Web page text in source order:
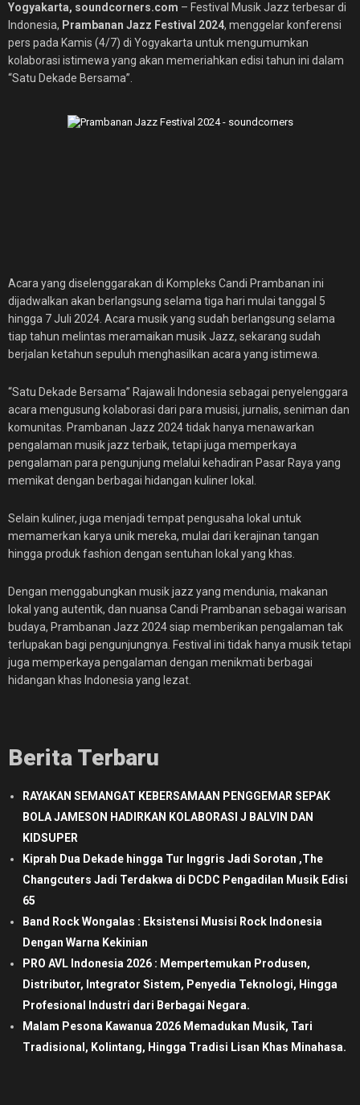
Yogyakarta, soundcorners.com – Festival Musik Jazz terbesar di
Indonesia, Prambanan Jazz Festival 2024, menggelar konferensi
pers pada Kamis (4/7) di Yogyakarta untuk mengumumkan
kolaborasi istimewa yang akan memeriahkan edisi tahun ini dalam
“Satu Dekade Bersama”.
Acara yang diselenggarakan di Kompleks Candi Prambanan ini
dijadwalkan akan berlangsung selama tiga hari mulai tanggal 5
hingga 7 Juli 2024. Acara musik yang sudah berlangsung selama
tiap tahun melintas meramaikan musik Jazz, sekarang sudah
berjalan ketahun sepuluh menghasilkan acara yang istimewa.
“Satu Dekade Bersama” Rajawali Indonesia sebagai penyelenggara
acara mengusung kolaborasi dari para musisi, jurnalis, seniman dan
komunitas. Prambanan Jazz 2024 tidak hanya menawarkan
pengalaman musik jazz terbaik, tetapi juga memperkaya
pengalaman para pengunjung melalui kehadiran Pasar Raya yang
memikat dengan berbagai hidangan kuliner lokal.
Selain kuliner, juga menjadi tempat pengusaha lokal untuk
memamerkan karya unik mereka, mulai dari kerajinan tangan
hingga produk fashion dengan sentuhan lokal yang khas.
Dengan menggabungkan musik jazz yang mendunia, makanan
lokal yang autentik, dan nuansa Candi Prambanan sebagai warisan
budaya, Prambanan Jazz 2024 siap memberikan pengalaman tak
terlupakan bagi pengunjungnya. Festival ini tidak hanya musik tetapi
juga memperkaya pengalaman dengan menikmati berbagai
hidangan khas Indonesia yang lezat.
Berita Terbaru
RAYAKAN SEMANGAT KEBERSAMAAN PENGGEMAR SEPAK
BOLA JAMESON HADIRKAN KOLABORASI J BALVIN DAN
KIDSUPER
Kiprah Dua Dekade hingga Tur Inggris Jadi Sorotan ,The
Changcuters Jadi Terdakwa di DCDC Pengadilan Musik Edisi
65
Band Rock Wongalas : Eksistensi Musisi Rock Indonesia
Dengan Warna Kekinian
PRO AVL Indonesia 2026 : Mempertemukan Produsen,
Distributor, Integrator Sistem, Penyedia Teknologi, Hingga
Profesional Industri dari Berbagai Negara.
Malam Pesona Kawanua 2026 Memadukan Musik, Tari
Tradisional, Kolintang, Hingga Tradisi Lisan Khas Minahasa.